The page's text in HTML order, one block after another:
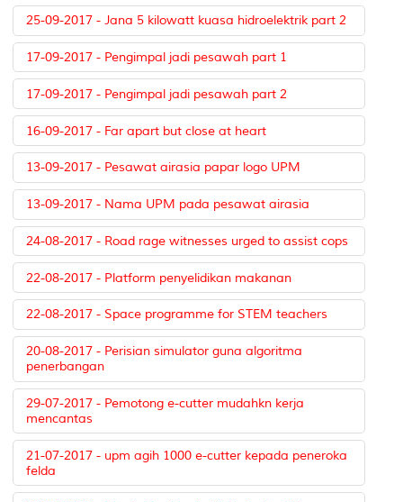
25-09-2017 - Jana 5 kilowatt kuasa hidroelektrik part 2
17-09-2017 - Pengimpal jadi pesawah part 1
17-09-2017 - Pengimpal jadi pesawah part 2
16-09-2017 - Far apart but close at heart
13-09-2017 - Pesawat airasia papar logo UPM
13-09-2017 - Nama UPM pada pesawat airasia
24-08-2017 - Road rage witnesses urged to assist cops
22-08-2017 - Platform penyelidikan makanan
22-08-2017 - Space programme for STEM teachers
20-08-2017 - Perisian simulator guna algoritma
penerbangan
29-07-2017 - Pemotong e-cutter mudahkn kerja
mencantas
21-07-2017 - upm agih 1000 e-cutter kepada peneroka
felda